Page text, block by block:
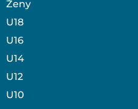
Ženy
U18
U16
U14
U12
U10